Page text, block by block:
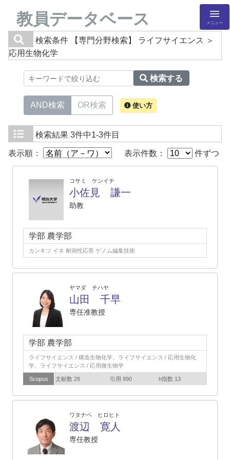
教員データベース メニュー
検索条件
【専門分野検索】 ライフサイエンス ＞
応用生物化学
検索する
AND検索 OR検索 使い方
検索結果 3件中1-3件目
表示順： 表示件数： 件ずつ
コサミ ケンイチ
小佐見 謙一
助教
学部 農学部
カンキツ イネ 耐病性応答 ゲノム編集技術
ヤマダ チハヤ
山田 千早
専任准教授
学部 農学部
ライフサイエンス / 構造生物化学、ライフサイエンス / 応用生物化
学、ライフサイエンス / 応用微生物学
Scopus 文献数 28 引用 990 h指数 13
ワタナベ ヒロヒト
渡辺 寛人
専任教授